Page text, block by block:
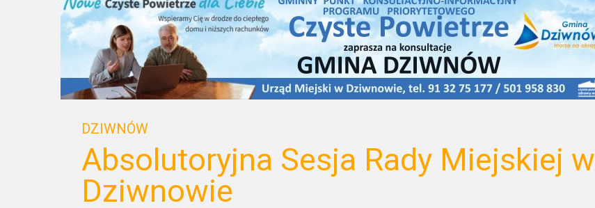
DZIWNÓW
Absolutoryjna Sesja Rady Miejskiej w
Dziwnowie